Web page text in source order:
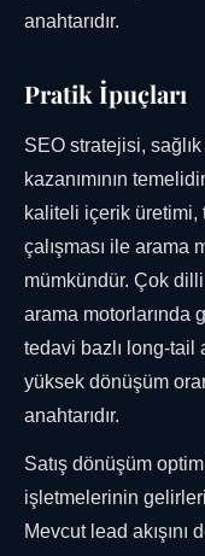
anahtarıdır.
Pratik İpuçları
SEO stratejisi,
kazanımının
kaliteli içerik
çalışması ile arama
mümkündür. Çok
arama motorlarında
tedavi bazlı long-tail
yüksek dönüşüm
anahtarıdır.
Satış dönüşüm
işletmelerinin
Mevcut lead akışını